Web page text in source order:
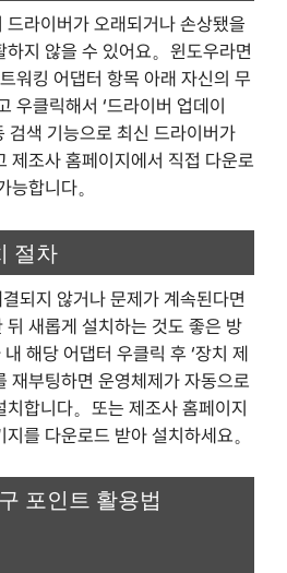
드라이버가 오래되거나 손상됐을
하지 않을 수 있어요。윈도우라면
워킹 어댑터 항목 아래 자신의 무
우클릭해서 ‘드라이버 업데이
검색 기능으로 최신 드라이버가
제조사 홈페이지에서 직접 다운로
능합니다。
절차
되지 않거나 문제가 계속된다면
뒤 새롭게 설치하는 것도 좋은 방
해당 어댑터 우클릭 후 ‘장치 제
재부팅하면 운영체제가 자동으로
치합니다。또는 제조사 홈페이지
를 다운로드 받아 설치하세요。
포인트 활용법